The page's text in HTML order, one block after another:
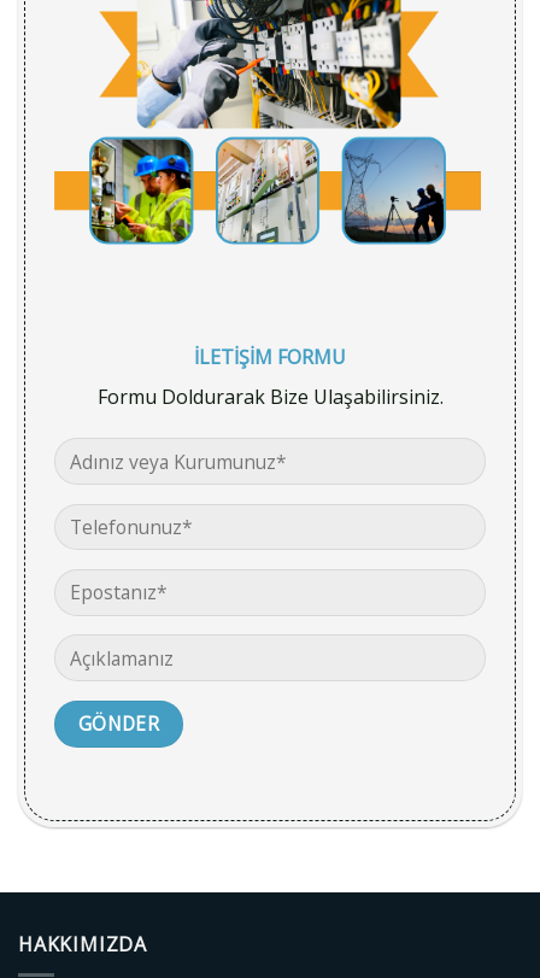
İLETİŞİM FORMU
Formu Doldurarak Bize Ulaşabilirsiniz.
HAKKIMIZDA